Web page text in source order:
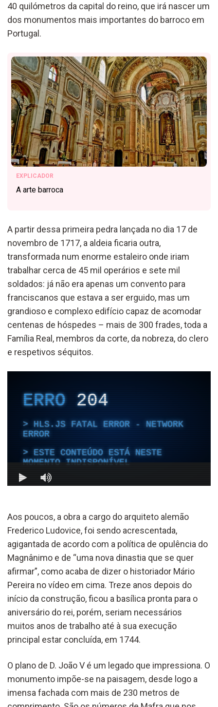
40 quilómetros da capital do reino, que irá nascer um
dos monumentos mais importantes do barroco em
Portugal.
EXPLICADOR
A arte barroca
A partir dessa primeira pedra lançada no dia 17 de
novembro de 1717, a aldeia ficaria outra,
transformada num enorme estaleiro onde iriam
trabalhar cerca de 45 mil operários e sete mil
soldados: já não era apenas um convento para
franciscanos que estava a ser erguido, mas um
grandioso e complexo edifício capaz de acomodar
centenas de hóspedes – mais de 300 frades, toda a
Família Real, membros da corte, da nobreza, do clero
e respetivos séquitos.
Aos poucos, a obra a cargo do arquiteto alemão
Frederico Ludovice, foi sendo acrescentada,
agigantada de acordo com a política de opulência do
Magnânimo e de “uma nova dinastia que se quer
afirmar”, como acaba de dizer o historiador Mário
Pereira no vídeo em cima. Treze anos depois do
início da construção, ficou a basílica pronta para o
aniversário do rei, porém, seriam necessários
muitos anos de trabalho até à sua execução
principal estar concluída, em 1744.
O plano de D. João V é um legado que impressiona. O
monumento impõe-se na paisagem, desde logo a
imensa fachada com mais de 230 metros de